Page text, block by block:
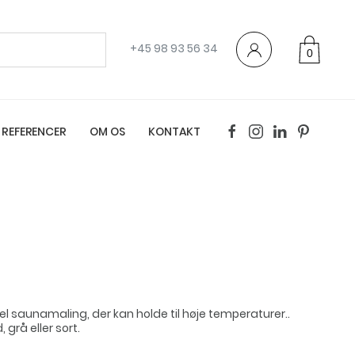
+45 98 93 56 34 0
REFERENCER OM OS KONTAKT
saunamaling, der kan holde til høje temperaturer..
grå eller sort.